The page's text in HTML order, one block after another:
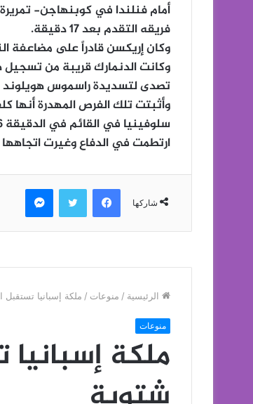
أمام فنلندا في كوبنهاجن-
فريقه التقدم بعد 17 دقيقة.
وكان إريكسن قادراً على مضاعفة
وكانت الدنمارك قريبة من
تصدى لتسديدة راسموس
وأثبتت تلك الفرص المهدرة أنها
ارتطمت في الدفاع وغيرت
شاركها
فيسبوك تويتر ماسنجر